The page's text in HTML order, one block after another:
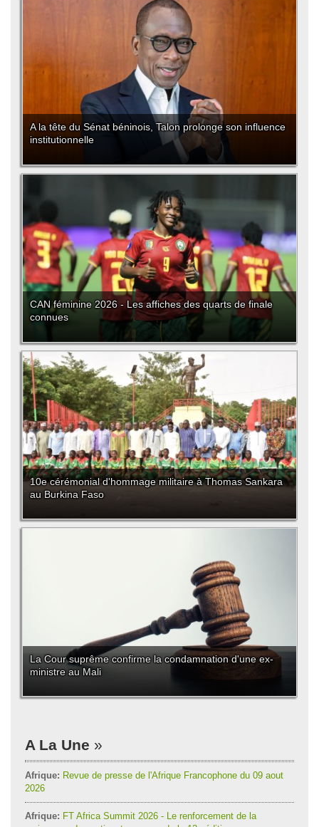
A la tête du Sénat béninois, Talon prolonge son influence
institutionnelle
CAN féminine 2026 - Les affiches des quarts de finale
connues
10e cérémonial d'hommage militaire à Thomas Sankara
au Burkina Faso
La Cour suprême confirme la condamnation d'une ex-
ministre au Mali
A La Une
Afrique: Revue de presse de l'Afrique Francophone du 09 aout
2026
Afrique: FT Africa Summit 2026 - Le renforcement de la